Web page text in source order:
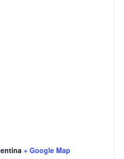
+ Google Map